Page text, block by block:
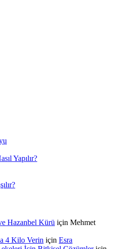
Yapılır?
Hazanbel Kürü için Mehmet
4 Kilo Verin için Esra